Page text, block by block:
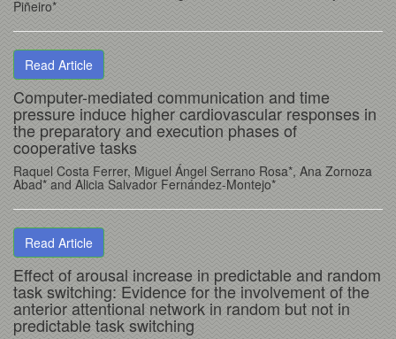
Piñeiro*
Read Article
Computer-mediated communication and time
pressure induce higher cardiovascular responses in
the preparatory and execution phases of
cooperative tasks
Raquel Costa Ferrer, Miguel Ángel Serrano Rosa*, Ana Zornoza
Abad* and Alicia Salvador Fernández-Montejo*
Read Article
Effect of arousal increase in predictable and random
task switching: Evidence for the involvement of the
anterior attentional network in random but not in
predictable task switching